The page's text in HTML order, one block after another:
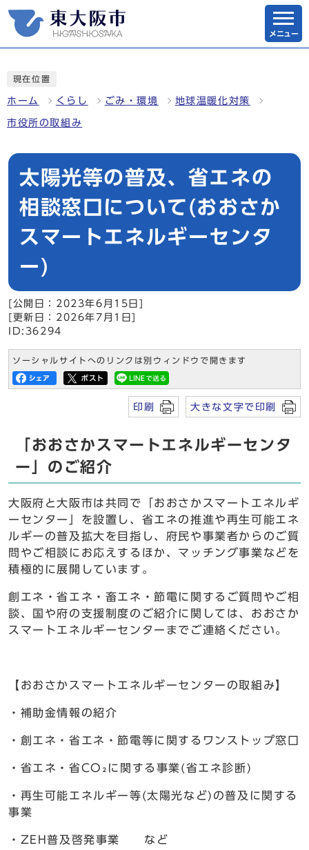
メニュー
現在位置
ホーム くらし ごみ・環境 地球温暖化対策
市役所の取組み
太陽光等の普及、省エネの
相談窓口について(おおさか
スマートエネルギーセンタ
ー)
[公開日：2023年6月15日]
[更新日：2026年7月1日]
ID:36294
ソーシャルサイトへのリンクは別ウィンドウで開きます
印刷 大きな文字で印刷
「おおさかスマートエネルギーセンタ
ー」のご紹介
大阪府と大阪市は共同で「おおさかスマートエネルギ
ーセンター」を設置し、省エネの推進や再生可能エネ
ルギーの普及拡大を目指し、府民や事業者からのご質
問やご相談にお応えするほか、マッチング事業などを
積極的に展開しています。
創エネ・省エネ・畜エネ・節電に関するご質問やご相
談、国や府の支援制度のご紹介に関しては、おおさか
スマートエネルギーセンターまでご連絡ください。
【おおさかスマートエネルギーセンターの取組み】
・補助金情報の紹介
・創エネ・省エネ・節電等に関するワンストップ窓口
・省エネ・省CO₂に関する事業(省エネ診断)
・再生可能エネルギー等(太陽光など)の普及に関する
事業
・ZEH普及啓発事業 など